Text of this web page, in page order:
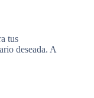
tus
deseada. A